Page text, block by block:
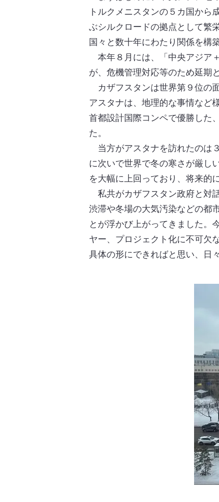
トルクメニスタンの５カ国か
ぶシルクロードの拠点として繁
国々と数十年にわたり関係を構
本年８月には、「中央アジア
が、危機管理対応等のため延期
カザフスタンは世界第９位の
アスタナは、地理的な事情など
首都設計国際コンペで優勝した
た。
当方がアスタナを訪れたのは
に次いで世界で冬の寒さが厳し
を大幅に上回っており、将来的
私共がカザフスタン政府と対
渋滞や冬場の大気汚染などの都
とが浮かび上がってきました。
ヤー、プロジェクト化に不可欠
具体の形にできればと思い、日